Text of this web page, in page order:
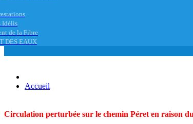
Idélis
de la Fibre
DES EAUX
Accueil
Circulation perturbée sur le chemin Péret en raison